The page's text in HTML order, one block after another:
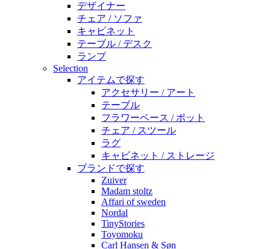
デザイナー
チェア / ソファ
キャビネット
テーブル / デスク
ランプ
Selection
アイテムで探す
アクセサリー / アート
テーブル
フラワーベース / ポット
チェア / スツール
ラグ
キャビネット / ストレージ
ブランドで探す
Zuiver
Madam stoltz
Affari of sweden
Nordal
TinyStories
Toyomoku
Carl Hansen & Søn